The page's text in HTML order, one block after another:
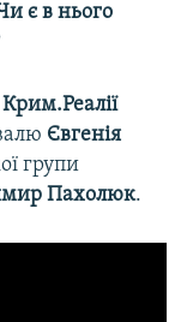
є в нього
Крим.Реалії
Євгенія
групи
Пахолюк.